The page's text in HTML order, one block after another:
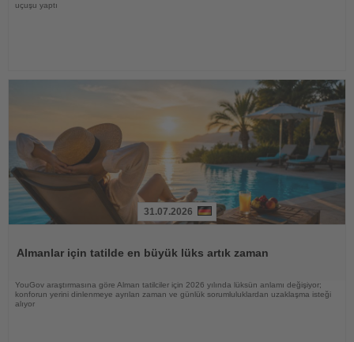
uçuşu yaptı
31.07.2026
Almanlar için tatilde en büyük lüks artık zaman
YouGov araştırmasına göre Alman tatilciler için 2026 yılında lüksün anlamı değişiyor;
konforun yerini dinlenmeye ayrılan zaman ve günlük sorumluluklardan uzaklaşma isteği
alıyor